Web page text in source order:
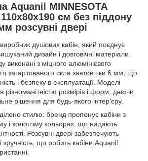
Aquanil MINNESOTA
см без піддону
розсувні двері
душових кабін, який поєднує
дизайн і довговічні матеріали.
виконані з міцного алюмінієвого
загартованого скла завтовшки 6 мм, що
і безпеку в експлуатації. Моделі
різноманітністю розмірів і форм, даючи
рішення для будь-якого інтер'єру.
стилю: бренд пропонує кабіни з
і золотому кольорах, що надають
Розсувні двері забезпечують
зручність, що робить кабіни Aquanil